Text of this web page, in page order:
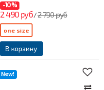
-10%
2 490 руб/2 790 руб
В корзину
one size
New!